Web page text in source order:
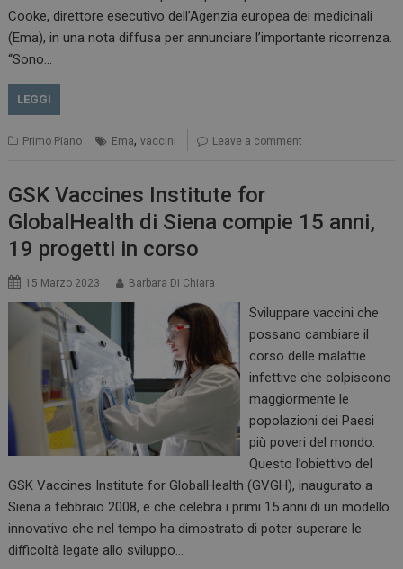
Cooke, direttore esecutivo dell’Agenzia europea dei medicinali
(Ema), in una nota diffusa per annunciare l’importante ricorrenza.
“Sono…
LEGGI
Primo Piano Ema,vaccini Leave a comment
GSK Vaccines Institute for
GlobalHealth di Siena compie 15 anni,
19 progetti in corso
15 Marzo 2023 Barbara Di Chiara
Sviluppare vaccini che
possano cambiare il
corso delle malattie
infettive che colpiscono
maggiormente le
popolazioni dei Paesi
più poveri del mondo.
Questo l’obiettivo del
GSK Vaccines Institute for GlobalHealth (GVGH), inaugurato a
Siena a febbraio 2008, e che celebra i primi 15 anni di un modello
innovativo che nel tempo ha dimostrato di poter superare le
difficoltà legate allo sviluppo…
_ga_Z2VT792F98
tracking-sites-
ironfish-tracking-
enable
www.dailyhealthindustry.it
settimane
2 giorni
CookieScriptConsent
CookieScript
www.dailyhealthindustry.it
settimane